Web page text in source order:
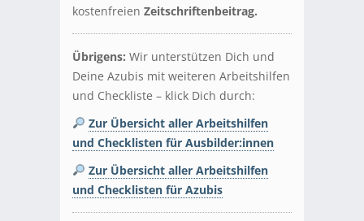
kostenfreien Zeitschriftenbeitrag.
Übrigens: Wir unterstützen Dich und
Deine Azubis mit weiteren Arbeitshilfen
und Checkliste – klick Dich durch:
Zur Übersicht aller Arbeitshilfen
und Checklisten für Ausbilder:innen
Zur Übersicht aller Arbeitshilfen
und Checklisten für Azubis